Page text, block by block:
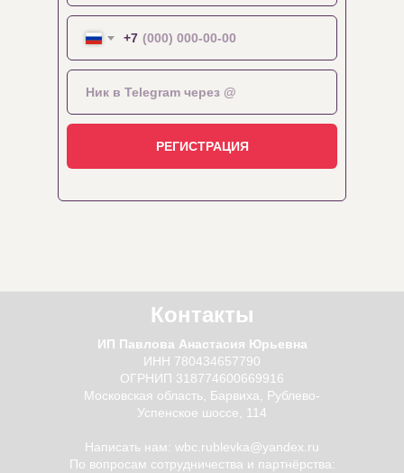
обработку персональных данных
+7
РЕГИСТРАЦИЯ
Контакты
ИП Павлова Анастасия Юрьевна
ИНН 780434657790
ОГРНИП 318774600669916
Московская область, Барвиха, Рублево-
Успенское шоссе, 114
Написать нам: wbc.rublevka@yandex.ru
По вопросам сотрудничества и партнёрства: